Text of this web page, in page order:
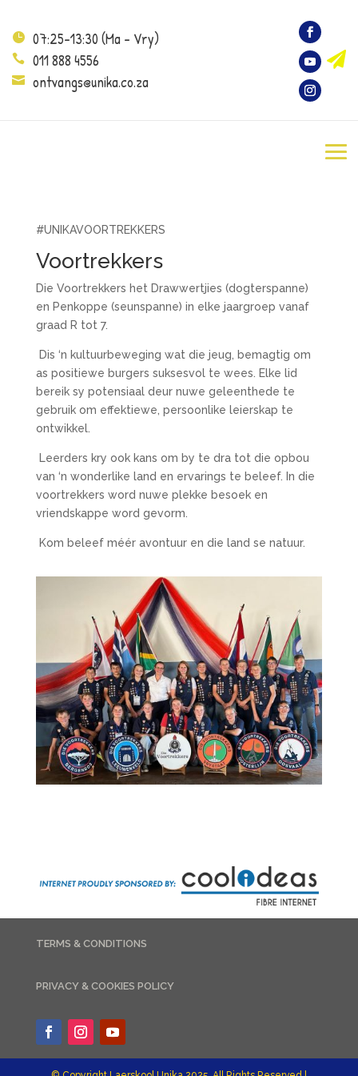
 07:25-13:30 (Ma – Vry)
 011 888 4556
 ontvangs@unika.co.za

#UNIKAVOORTREKKERS
Voortrekkers
Die Voortrekkers het Drawwertjies (dogterspanne)
en Penkoppe (seunspanne) in elke jaargroep vanaf
graad R tot 7.
Dis ‘n kultuurbeweging wat die jeug, bemagtig om
as positiewe burgers suksesvol te wees. Elke lid
bereik sy potensiaal deur nuwe geleenthede te
gebruik om effektiewe, persoonlike leierskap te
ontwikkel.
Leerders kry ook kans om by te dra tot die opbou
van ‘n wonderlike land en ervarings te beleef. In die
voortrekkers word nuwe plekke besoek en
vriendskappe word gevorm.
Kom beleef méér avontuur en die land se natuur.
TERMS & CONDITIONS
PRIVACY & COOKIES POLICY